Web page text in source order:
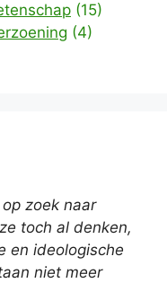
(15)
(4)
zoek naar
toch al denken,
en ideologische
niet meer